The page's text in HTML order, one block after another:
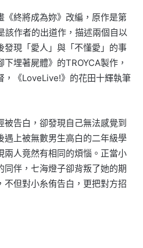
《終將成為妳》改編，原作是第
該作者的出道作，描述兩個自以
發現「愛人」與「不懂愛」的事
埋著屍體》的TROYCA製作，
，《LoveLive!》的花田十輝執筆
告白，卻發現自己無法感覺到
遇上被無數男生高白的二年級學
兩人竟然有相同的煩惱。正當小
同伴，七海燈子卻背叛了她的期
但對小糸侑告白，更把對方招